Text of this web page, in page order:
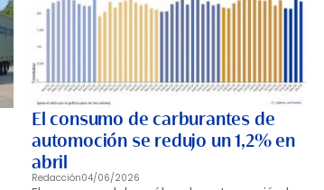
El consumo de carburantes de
automoción se redujo un 1,2% en
abril
Redacción04/06/2026